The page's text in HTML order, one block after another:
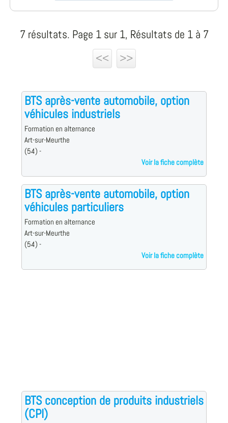
7 résultats. Page 1 sur 1, Résultats de 1 à 7
<<
>>
BTS après-vente automobile, option
véhicules industriels
Formation en alternance
Art-sur-Meurthe
(54) -
Voir la fiche complète
BTS après-vente automobile, option
véhicules particuliers
Formation en alternance
Art-sur-Meurthe
(54) -
Voir la fiche complète
BTS conception de produits industriels
(CPI)